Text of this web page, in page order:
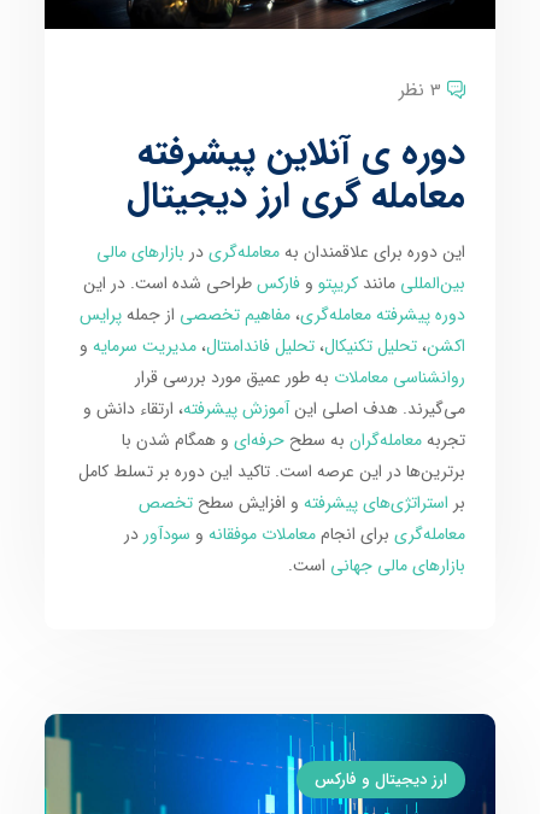
3 نظر
دوره ی آنلاین پیشرفته
معامله گری ارز دیجیتال
این دوره برای علاقمندان بهمعامله‌گریدر بازارهای مالی
بین‌المللی مانندکریپتو وفارکسطراحی شده است. در این
دوره پیشرفته معامله‌گری،مفاهیم تخصصی از جملهپرایس
اکشن،تحلیل تکنیکال،تحلیل فاندامنتال،مدیریت سرمایه و
روانشناسی معاملات به طور عمیق مورد بررسی قرار
می‌گیرند. هدف اصلی اینآموزش پیشرفته، ارتقاء دانش و
تجربهمعامله‌گران به سطححرفه‌ای و همگام شدن با
برترین‌ها در این عرصه است. تاکید این دوره بر تسلط کامل
بر استراتژی‌های پیشرفته و افزایش سطحتخصص
معامله‌گری برای انجاممعاملات موفقانه و سودآوردر
بازارهای مالی جهانی است.
ارز دیجیتال و فارکس